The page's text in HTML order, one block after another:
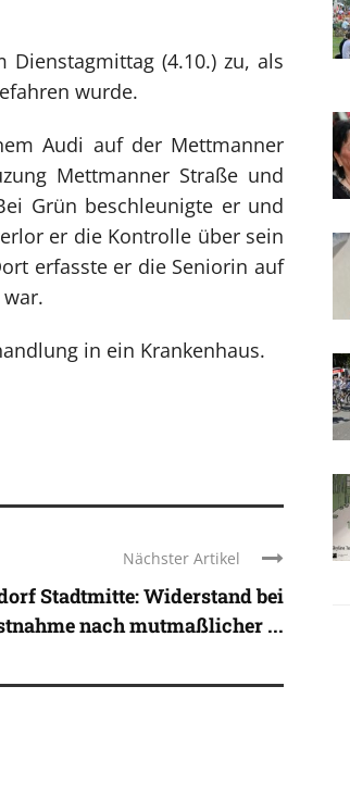
Dienstagmittag (4.10.) zu, als
wurde.
Audi auf der Mettmanner
Mettmanner Straße und
Grün beschleunigte er und
er die Kontrolle über sein
erfasste er die Seniorin auf
in ein Krankenhaus.
Nächster Artikel
Stadtmitte: Widerstand bei
nach mutmaßlicher ...